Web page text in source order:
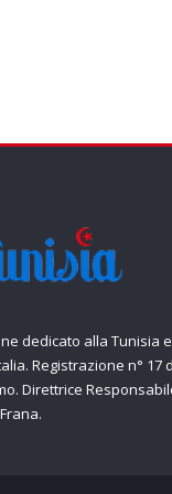
dedicato alla Tunisia e
Registrazione n° 17
Direttrice